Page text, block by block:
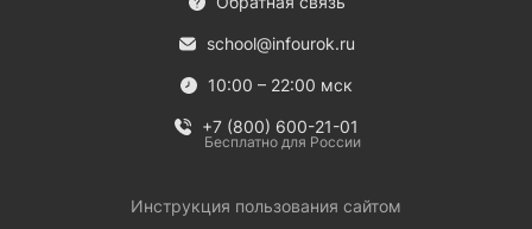
school@infourok.ru
10:00 – 22:00 мск
+7 (800) 600-21-01
Бесплатно для России
Инструкция пользования сайтом